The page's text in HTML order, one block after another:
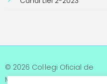
© 2026 Col·legi Oficial de
Metges de Tarragona. Tots